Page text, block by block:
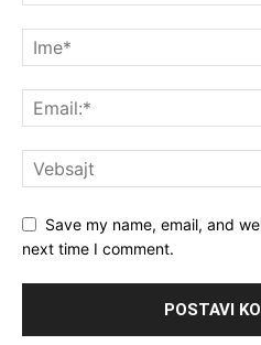
Save my name, email, and
next time I comment.